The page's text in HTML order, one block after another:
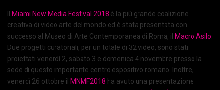
Miami New Media Festival 2018 è la più grande coalizione
creativa di video arte del mondo ed è stata presentata con
successo al Museo di Arte Contemporanea di Roma, il Macro Asilo
Due progetti curatoriali, per un totale di 32 video, sono stati
proiettati venerdì 2, sabato 3 e domenica 4 novembre presso la
sede di questo importante centro espositivo romano. Inoltre,
venerdì 26 ottobre il MNMF2018 ha avuto una presentazione